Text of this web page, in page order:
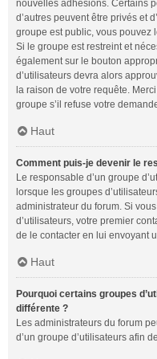
nouvelles adhésions. Certains
d’autres peuvent être privés et
groupe est public, vous pouvez
Si le groupe est restreint et
également sur le bouton
d’utilisateurs devra alors
la raison de votre requête.
groupe s’il refuse votre
Haut
Comment puis-je devenir le
Le responsable d’un groupe
lorsque les groupes
administrateur du forum. Si
d’utilisateurs, votre premier
de le contacter en lui envoyant
Haut
Pourquoi certains groupes
différente ?
Les administrateurs du forum
d’un groupe d’utilisateurs afin